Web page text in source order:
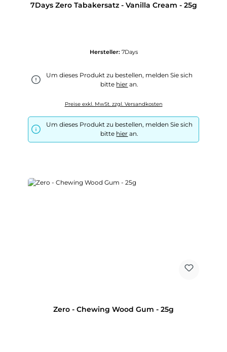
7Days Zero Tabakersatz - Vanilla Cream - 25g
Hersteller: 7Days
Um dieses Produkt zu bestellen, melden Sie sich
bitte hier an.
Preise exkl. MwSt. zzgl. Versandkosten
Um dieses Produkt zu bestellen, melden Sie sich
bitte hier an.
Zero - Chewing Wood Gum - 25g